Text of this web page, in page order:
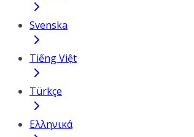
Svenska
Tiếng Việt
Türkçe
Ελληνικά